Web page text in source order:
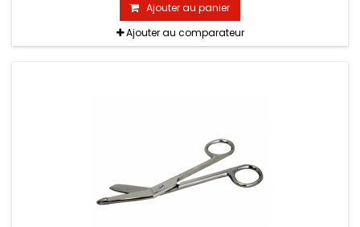
Ajouter au panier
Ajouter au comparateur